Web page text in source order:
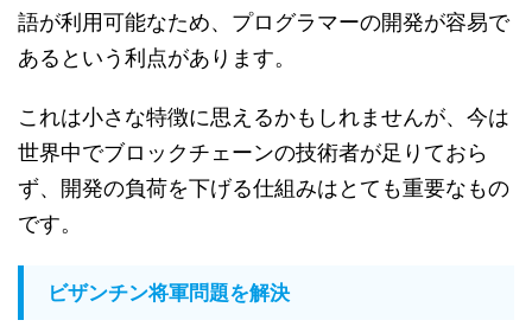
語が利用可能なため、プログラマーの開発が容易で
あるという利点があります。
これは小さな特徴に思えるかもしれませんが、今は
世界中でブロックチェーンの技術者が足りておら
ず、開発の負荷を下げる仕組みはとても重要なもの
です。
ビザンチン将軍問題を解決